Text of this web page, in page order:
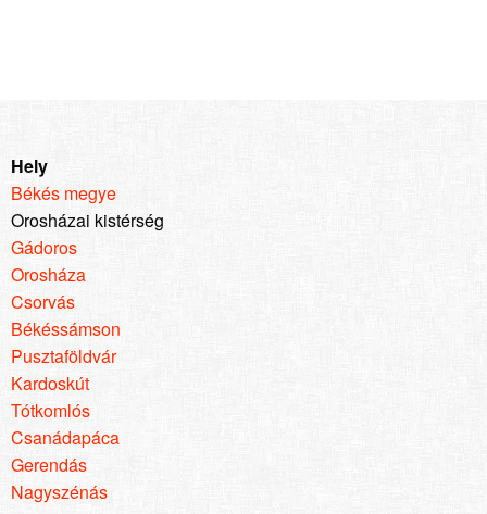
Hely
Békés megye
Orosházai kistérség
Gádoros
Orosháza
Csorvás
Békéssámson
Pusztaföldvár
Kardoskút
Tótkomlós
Csanádapáca
Gerendás
Nagyszénás